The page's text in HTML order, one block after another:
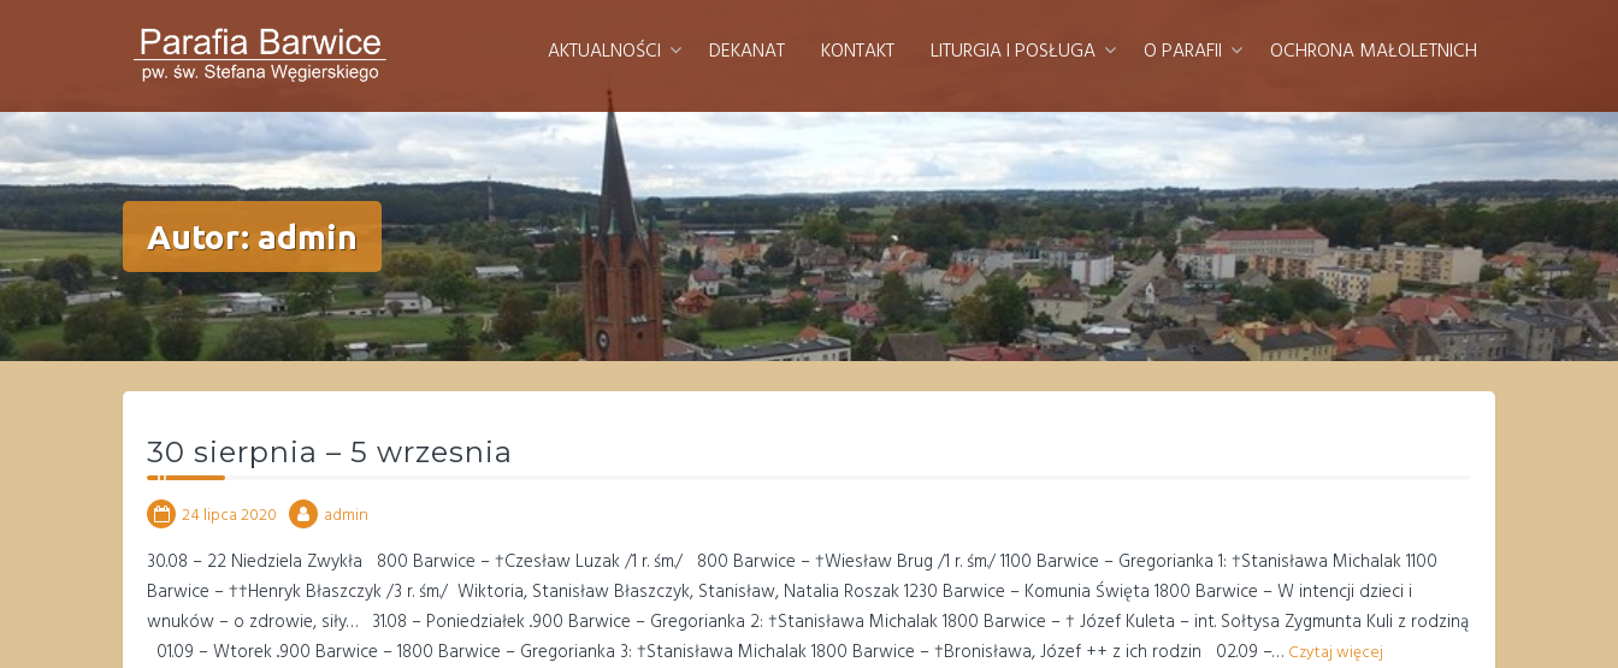
AKTUALNOŚCI DEKANAT KONTAKT LITURGIA I POSŁUGA O PARAFII OCHRONA MAŁOLETNICH
Autor: admin
30 sierpnia – 5 wrzesnia
24 lipca 2020 admin
30.08 – 22 Niedziela Zwykła 800 Barwice – †Czesław Luzak /1 r. śm./ 800 Barwice – †Wiesław Brug /1 r. śm./ 1100 Barwice – Gregorianka 1: †Stanisława Michalak 1100
Barwice – ††Henryk Błaszczyk /3 r. śm./ Wiktoria, Stanisław Błaszczyk, Stanisław, Natalia Roszak 1230 Barwice – Komunia Święta 1800 Barwice – W intencji dzieci i
wnuków – o zdrowie, siły… 31.08 – Poniedziałek ..900 Barwice – Gregorianka 2: †Stanisława Michalak 1800 Barwice – † Józef Kuleta – int. Sołtysa Zygmunta Kuli z rodziną
01.09 – Wtorek ..900 Barwice – 1800 Barwice – Gregorianka 3: †Stanisława Michalak 1800 Barwice – †Bronisława, Józef ++ z ich rodzin 02.09 –… Czytaj więcej